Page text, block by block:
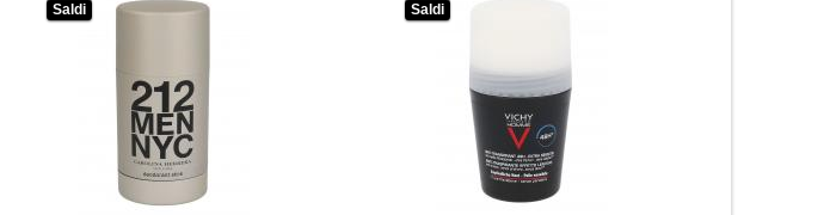
Saldi Saldi